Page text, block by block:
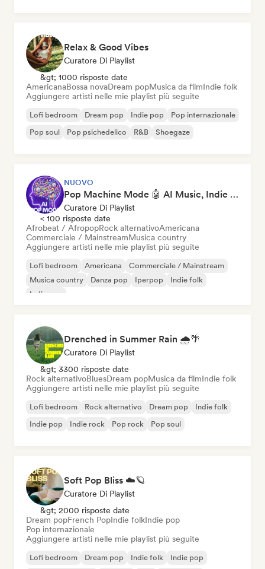
Relax & Good Vibes
Curatore Di Playlist
&gt; 1000 risposte date
AmericanaBossa novaDream popMusica da filmIndie folk
Aggiungere artisti nelle mie playlist più seguite
Lofi bedroom Dream pop Indie pop
Pop internazionale
Pop soul
Pop psichedelico R&B Shoegaze
NUOVO
Pop Machine Mode 🤖 AI Music, Indie Pop & Dream Pop
Curatore Di Playlist
< 100 risposte date
Afrobeat / AfropopRock alternativoAmericana
Commerciale / MainstreamMusica country
Aggiungere artisti nelle mie playlist più seguite
Lofi bedroom Americana
Commerciale / Mainstream
Musica country
Danza pop Iperpop
Indie folk
Indie pop
Drenched in Summer Rain 🌧️🌴
Curatore Di Playlist
&gt; 3300 risposte date
Rock alternativoBluesDream popMusica da filmIndie folk
Aggiungere artisti nelle mie playlist più seguite
Lofi bedroom Rock alternativo Dream pop
Indie folk
Indie pop
Indie rock Pop rock Pop soul
Soft Pop Bliss ☁️🪐
Curatore Di Playlist
&gt; 2000 risposte date
Dream popFrench PopIndie folkIndie pop
Pop internazionale
Aggiungere artisti nelle mie playlist più seguite
Lofi bedroom Dream pop Indie folk
Indie pop